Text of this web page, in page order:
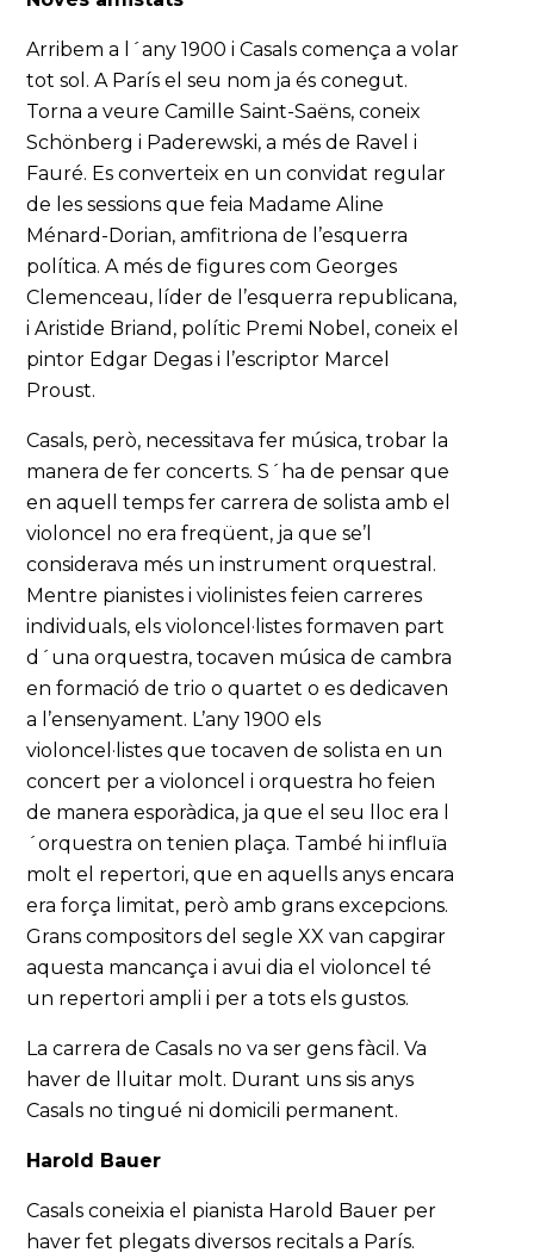
Arribem a l´any 1900 i Casals comença a volar
tot sol. A París el seu nom ja és conegut.
Torna a veure Camille Saint-Saëns, coneix
Schönberg i Paderewski, a més de Ravel i
Fauré. Es converteix en un convidat regular
de les sessions que feia Madame Aline
Ménard-Dorian, amfitriona de l’esquerra
política. A més de figures com Georges
Clemenceau, líder de l’esquerra republicana,
i Aristide Briand, polític Premi Nobel, coneix el
pintor Edgar Degas i l’escriptor Marcel
Proust.
Casals, però, necessitava fer música, trobar la
manera de fer concerts. S´ha de pensar que
en aquell temps fer carrera de solista amb el
violoncel no era freqüent, ja que se’l
considerava més un instrument orquestral.
Mentre pianistes i violinistes feien carreres
individuals, els violoncel·listes formaven part
d´una orquestra, tocaven música de cambra
en formació de trio o quartet o es dedicaven
a l’ensenyament. L’any 1900 els
violoncel·listes que tocaven de solista en un
concert per a violoncel i orquestra ho feien
de manera esporàdica, ja que el seu lloc era l
´orquestra on tenien plaça. També hi influïa
molt el repertori, que en aquells anys encara
era força limitat, però amb grans excepcions.
Grans compositors del segle XX van capgirar
aquesta mancança i avui dia el violoncel té
un repertori ampli i per a tots els gustos.
La carrera de Casals no va ser gens fàcil. Va
haver de lluitar molt. Durant uns sis anys
Casals no tingué ni domicili permanent.
Harold Bauer
Casals coneixia el pianista Harold Bauer per
haver fet plegats diversos recitals a París.